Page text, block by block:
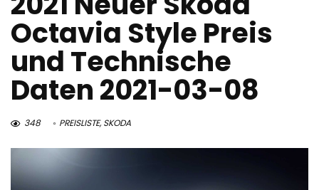
Octavia Style Preis
und Technische
Daten 2021-03-08
348 PREISLISTE,SKODA